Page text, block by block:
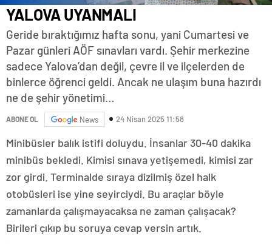
YALOVA UYANMALI
Geride bıraktığımız hafta sonu, yani Cumartesi ve
Pazar günleri AÖF sınavları vardı. Şehir merkezine
sadece Yalova’dan değil, çevre il ve ilçelerden de
binlerce öğrenci geldi. Ancak ne ulaşım buna hazırdı
ne de şehir yönetimi…
ABONE OL News 24 Nisan 2025 11:58
Minibüsler balık istifi doluydu. İnsanlar 30-40 dakika
minibüs bekledi. Kimisi sınava yetişemedi, kimisi zar
zor girdi. Terminalde sıraya dizilmiş özel halk
otobüsleri ise yine seyirciydi. Bu araçlar böyle
zamanlarda çalışmayacaksa ne zaman çalışacak?
Birileri çıkıp bu soruya cevap versin artık.